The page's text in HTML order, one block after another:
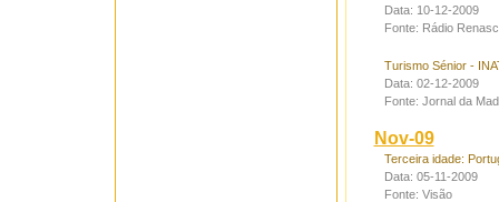
Data: 10-12-2009
Fonte: Rádio
Turismo Sénior -
Data: 02-12-2009
Fonte: Jornal da
Nov-09
Terceira idade:
Data: 05-11-2009
Fonte: Visão